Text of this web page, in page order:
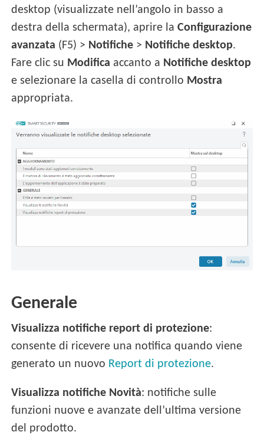
desktop (visualizzate nell’angolo in basso a
destra della schermata), aprire laConfigurazione
avanzata (F5) > Notifiche > Notifiche desktop.
Fare clic su Modifica accanto a Notifiche desktop
e selezionare la casella di controllo Mostra
appropriata.
Generale
Visualizza notifiche report di protezione:
consente di ricevere una notifica quando viene
generato un nuovo Report di protezione.
Visualizza notifiche Novità: notifiche sulle
funzioni nuove e avanzate dell’ultima versione
del prodotto.